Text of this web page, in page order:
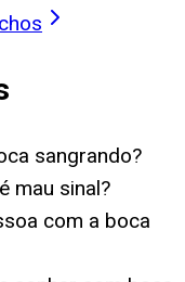
sangrando?
mau sinal?
com a boca